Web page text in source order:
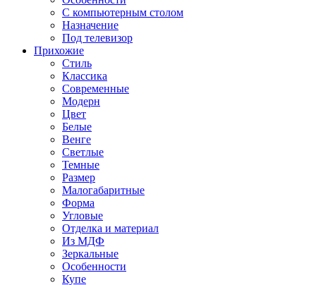
С компьютерным столом
Назначение
Под телевизор
Прихожие
Стиль
Классика
Современные
Модерн
Цвет
Белые
Венге
Светлые
Темные
Размер
Малогабаритные
Форма
Угловые
Отделка и материал
Из МДФ
Зеркальные
Особенности
Купе